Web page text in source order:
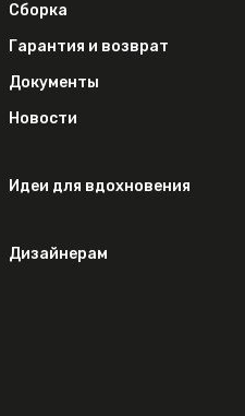
Сборка
Гарантия и возврат
Документы
Новости
Идеи для вдохновения
Дизайнерам